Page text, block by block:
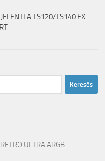
A TS120/TS140 EX
ULTRA ARGB